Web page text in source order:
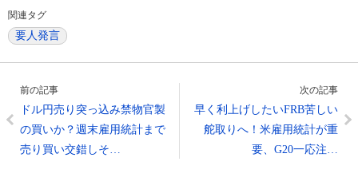
関連タグ
要人発言
前の記事
ドル円売り突っ込み禁物官製
の買いか？週末雇用統計まで
売り買い交錯しそ…
次の記事
早く利上げしたいFRB苦しい
舵取りへ！米雇用統計が重
要、G20一応注…